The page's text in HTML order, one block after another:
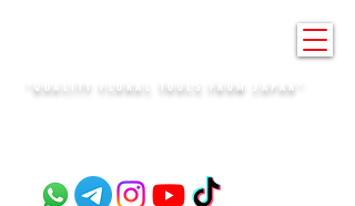
"QUALITY FLORAL TOOLS FROM JAPAN"​